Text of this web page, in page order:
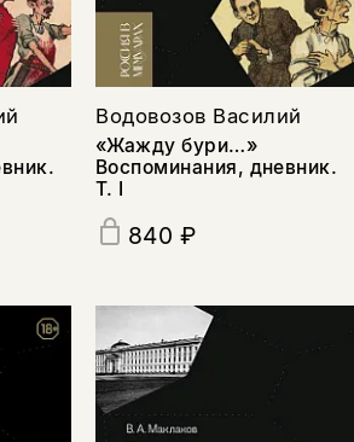
Водовозов Василий
«Жажду бури…»
Воспоминания, дневник.
Т. I
840 ₽